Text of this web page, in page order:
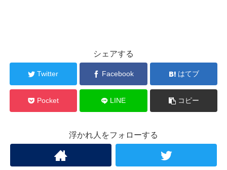
シェアする
Twitter Facebook はてブ
Pocket LINE コピー
浮かれ人をフォローする